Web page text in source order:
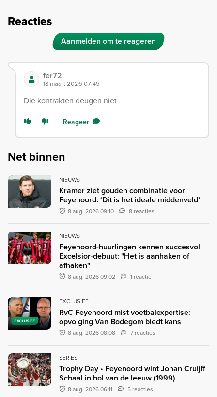
Reacties
Aanmelden om te reageren
fer72
18 maart 2026 07:45
Die kontrakten deugen niet
Reageer
Net binnen
NIEUWS
Kramer ziet gouden combinatie voor
Feyenoord: ‘Dit is het ideale middenveld’
8 aug. 2026 09:10 8 reacties
NIEUWS
Feyenoord-huurlingen kennen succesvol
Excelsior-debuut: "Het is aanhaken of
afhaken"
8 aug. 2026 09:02 1 reactie
EXCLUSIEF
EXCLUSIEF
RvC Feyenoord mist voetbalexpertise:
opvolging Van Bodegom biedt kans
8 aug. 2026 08:08 7 reacties
SERIES
Trophy Day • Feyenoord wint Johan Cruijff
Schaal in hol van de leeuw (1999)
8 aug. 2026 06:11 5 reacties